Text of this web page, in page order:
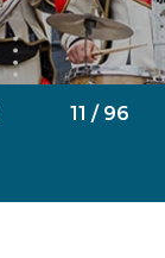
11 / 96